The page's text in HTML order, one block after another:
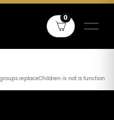
σε όλη την Ελλάδα και άνω των
0
is not a function